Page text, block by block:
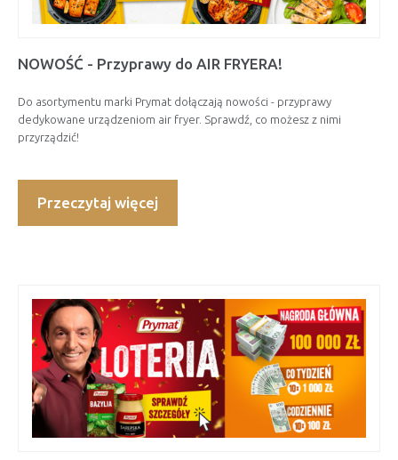
NOWOŚĆ - Przyprawy do AIR FRYERA!
Do asortymentu marki Prymat dołączają nowości - przyprawy
dedykowane urządzeniom air fryer. Sprawdź, co możesz z nimi
przyrządzić!
Przeczytaj więcej